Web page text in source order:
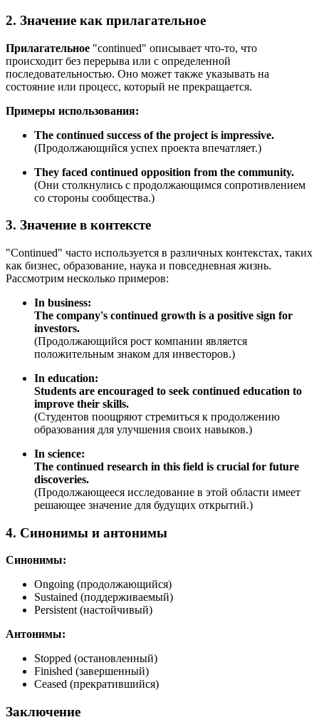
2. Значение как прилагательное
Прилагательное "continued" описывает что-то, что
происходит без перерыва или с определенной
последовательностью. Оно может также указывать на
состояние или процесс, который не прекращается.
Примеры использования:
The continued success of the project is impressive.
(Продолжающийся успех проекта впечатляет.)
They faced continued opposition from the community.
(Они столкнулись с продолжающимся сопротивлением
со стороны сообщества.)
3. Значение в контексте
"Continued" часто используется в различных контекстах, таких
как бизнес, образование, наука и повседневная жизнь.
Рассмотрим несколько примеров:
In business:
The company's continued growth is a positive sign for
investors.
(Продолжающийся рост компании является
положительным знаком для инвесторов.)
In education:
Students are encouraged to seek continued education to
improve their skills.
(Студентов поощряют стремиться к продолжению
образования для улучшения своих навыков.)
In science:
The continued research in this field is crucial for future
discoveries.
(Продолжающееся исследование в этой области имеет
решающее значение для будущих открытий.)
4. Синонимы и антонимы
Синонимы:
Ongoing (продолжающийся)
Sustained (поддерживаемый)
Persistent (настойчивый)
Антонимы:
Stopped (остановленный)
Finished (завершенный)
Ceased (прекратившийся)
Заключение